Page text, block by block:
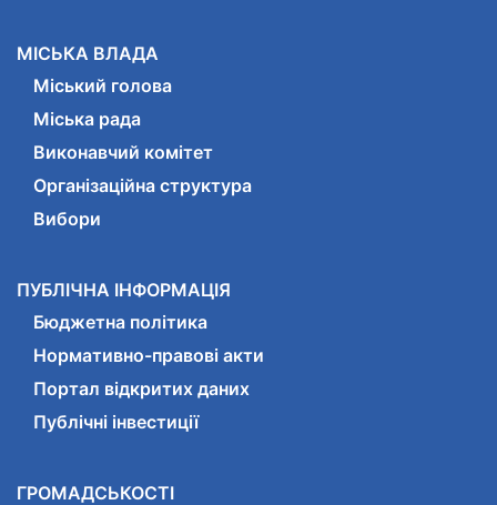
МІСЬКА ВЛАДА
Міський голова
Міська рада
Виконавчий комітет
Організаційна структура
Вибори
ПУБЛІЧНА ІНФОРМАЦІЯ
Бюджетна політика
Нормативно-правові акти
Портал відкритих даних
Публічні інвестиції
ГРОМАДСЬКОСТІ